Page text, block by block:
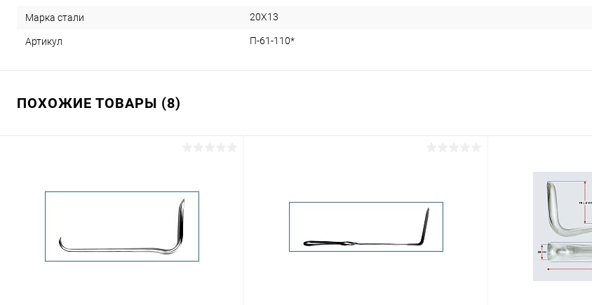
Марка стали 20Х13
Артикул П-61-110*
ПОХОЖИЕ ТОВАРЫ (8)